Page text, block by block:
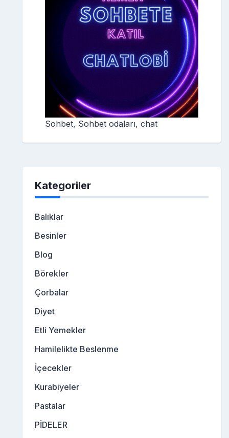
Sohbet, Sohbet odaları, chat
Kategoriler
Balıklar
Besinler
Blog
Börekler
Çorbalar
Diyet
Etli Yemekler
Hamilelikte Beslenme
İçecekler
Kurabiyeler
Pastalar
PİDELER